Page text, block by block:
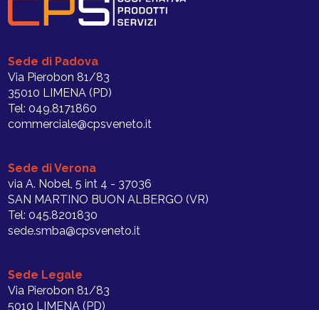
Sede di Padova
Via Pierobon 81/83
35010 LIMENA (PD)
Tel: 049.8171860
commerciale@cpsveneto.it
Sede di Verona
via A. Nobel, 5 int 4 - 37036
SAN MARTINO BUON ALBERGO (VR)
Tel: 045.8201830
sede.smba@cpsveneto.it
Sede Legale
Via Pierobon 81/83
5010 LIMENA (PD)